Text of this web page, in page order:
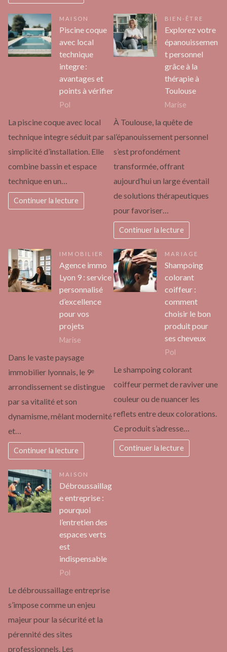
MAISON
Piscine coque
avec local
technique
integre :
avantages et
points à vérifier
Pol
La piscine coque avec local
technique integre séduit par sa
simplicité d’installation. Elle
combine bassin et espace
technique en un…
Continuer la lecture
BIEN-ÊTRE
Explorez votre
épanouissemen
t personnel
grâce à la
thérapie à
Toulouse
Marise
À Toulouse, la quête de
l’épanouissement personnel
s’est profondément
transformée, offrant
aujourd’hui un large éventail
de solutions thérapeutiques
pour favoriser…
Continuer la lecture
IMMOBILIER
Agence immo
Lyon 9 : service
personnalisé
d’excellence
pour vos
projets
Marise
Dans le vaste paysage
immobilier lyonnais, le 9ᵉ
arrondissement se distingue
par sa vitalité et son
dynamisme, mêlant modernité
et…
Continuer la lecture
MARIAGE
Shampoing
colorant
coiffeur :
comment
choisir le bon
produit pour
ses cheveux
Pol
Le shampoing colorant
coiffeur permet de raviver une
couleur ou de nuancer les
reflets entre deux colorations.
Ce produit s’adresse…
Continuer la lecture
MAISON
Débroussaillag
e entreprise :
pourquoi
l’entretien des
espaces verts
est
indispensable
Pol
Le débroussaillage entreprise
s’impose comme un enjeu
majeur pour la sécurité et la
pérennité des sites
professionnels. Les